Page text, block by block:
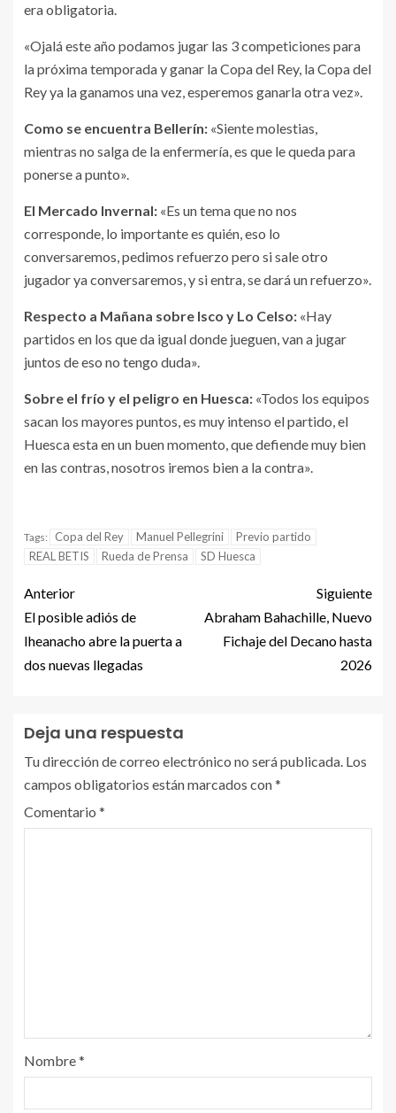
era obligatoria.
«Ojalá este año podamos jugar las 3 competiciones para
la próxima temporada y ganar la Copa del Rey, la Copa del
Rey ya la ganamos una vez, esperemos ganarla otra vez».
Como se encuentra Bellerín: «Siente molestias,
mientras no salga de la enfermería, es que le queda para
ponerse a punto».
El Mercado Invernal: «Es un tema que no nos
corresponde, lo importante es quién, eso lo
conversaremos, pedimos refuerzo pero si sale otro
jugador ya conversaremos, y si entra, se dará un refuerzo».
Respecto a Mañana sobre Isco y Lo Celso: «Hay
partidos en los que da igual donde jueguen, van a jugar
juntos de eso no tengo duda».
Sobre el frío y el peligro en Huesca: «Todos los equipos
sacan los mayores puntos, es muy intenso el partido, el
Huesca esta en un buen momento, que defiende muy bien
en las contras, nosotros iremos bien a la contra».
Tags: Copa del Rey Manuel Pellegrini
Previo partido
REAL BETIS
Rueda de Prensa SD Huesca
Anterior
El posible adiós de
Iheanacho abre la puerta a
dos nuevas llegadas
Siguiente
Abraham Bahachille, Nuevo
Fichaje del Decano hasta
2026
Deja una respuesta
Tu dirección de correo electrónico no será publicada. Los
campos obligatorios están marcados con*
Comentario *
Nombre*